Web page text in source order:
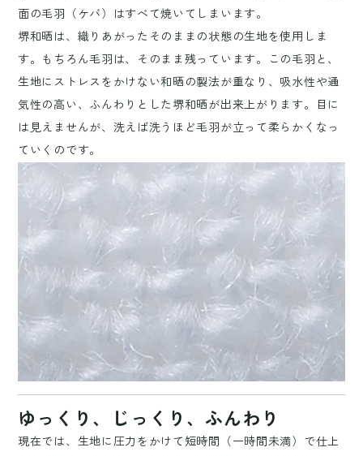
面の毛羽（ケバ）はすべて焼いてしまいます。
堺和晒は、織りあがったそのままの状態の生地を使用しま
す。もちろん毛羽は、そのまま残っています。この毛羽と、
生地にストレスをかけない和晒の製法が重なり、吸水性や通
気性の高い、ふんわりとした堺和晒が出来上がります。目に
は見えませんが、洗えば洗うほど毛羽が立って柔らかくなっ
ていくのです。
ゆっくり、じっくり、ふんわり
現在では、生地に圧力をかけて短時間（一時間未満）で仕上